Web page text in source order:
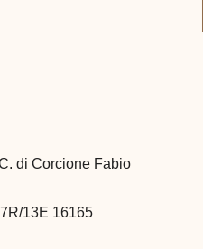
di Corcione Fabio
13E 16165